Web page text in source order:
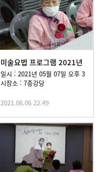
미술요법 프로그램 2021년
05월 07일
일시 : 2021년 05월 07일 오후 3
시장소 : 7층강당
2021.06.06 22:49